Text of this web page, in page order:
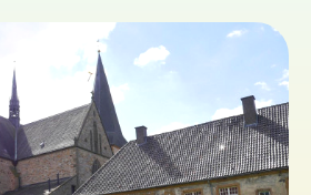
UK
Tickets buchen